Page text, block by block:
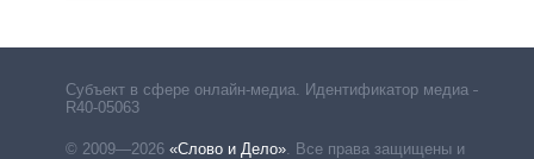
Субъект в сфере онлайн-медиа. Идентификатор медиа –
R40-05063
© 2009—2026 «Слово и Дело» Все права защищены и